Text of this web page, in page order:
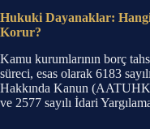
Hukuki Dayanaklar:
Korur?
Kamu kurumlarının borç
süreci, esas olarak 6183
Hakkında Kanun
ve 2577 sayılı İdari